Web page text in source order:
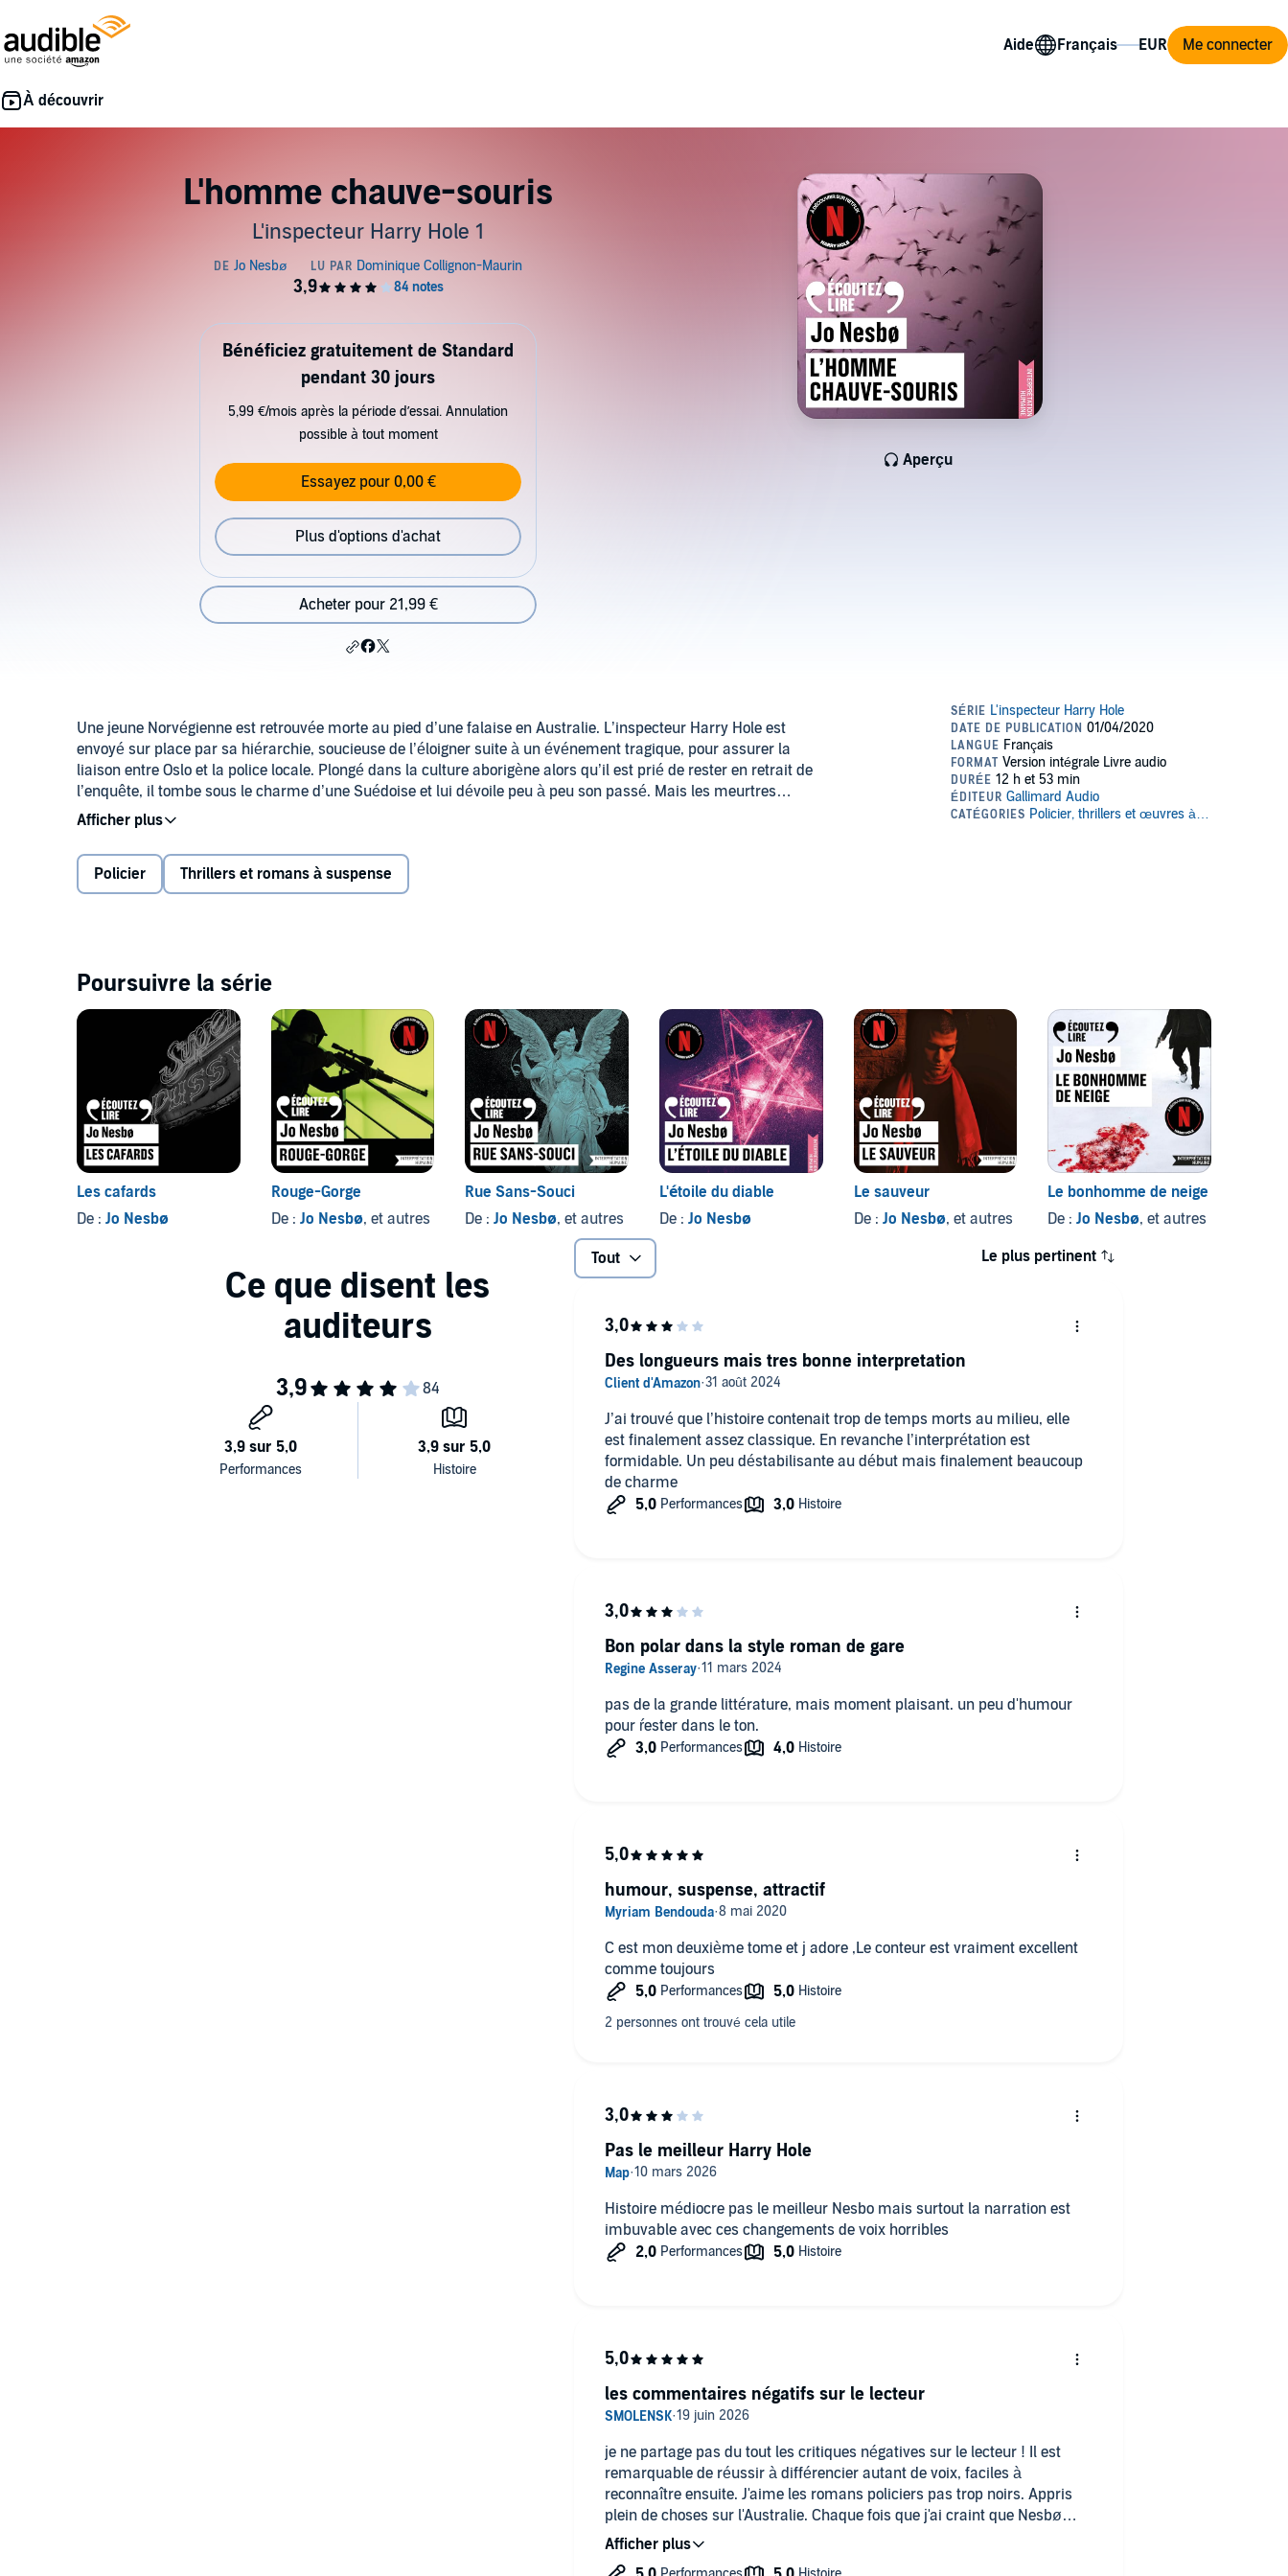
Aide Me connecter
L'homme chauve-souris
L'inspecteur Harry Hole 1
Aperçu
Bénéficiez gratuitement de Standard
pendant 30 jours
5,99 €/mois après la période d’essai. Annulation
possible à tout moment
Essayez pour 0,00 €
Plus d'options d'achat
Acheter pour 21,99 €
Une jeune Norvégienne est retrouvée morte au pied d’une falaise en Australie. L’inspecteur Harry Hole est
envoyé sur place par sa hiérarchie, soucieuse de l’éloigner suite à un événement tragique, pour assurer la
liaison entre Oslo et la police locale. Plongé dans la culture aborigène alors qu’il est prié de rester en retrait de
l’enquête, il tombe sous le charme d’une Suédoise et lui dévoile peu à peu son passé. Mais les meurtres
sauvages se multiplient jusqu’à toucher Harry de près. Impliqué personnellement dans cette affaire, il se
lance dans une traque acharnée, au risque de sombrer.
l'inspecteur Harry Hole, une traque impitoyable au cœur du bush australien.
Policier Thrillers et romans à suspense
Poursuivre la série
Les cafards
De : Jo Nesbø
Rouge-Gorge
De : Jo Nesbø, et autres
Rue Sans-Souci
De :Jo Nesbø, et autres
L'étoile du diable
De : Jo Nesbø
Le sauveur
De : Jo Nesbø, et autres
Le bonhomme de neige
De :Jo Nesbø, et autres
Tout Le plus pertinent
J’ai trouvé que l’histoire contenait trop de temps morts au milieu, elle
est finalement assez classique. En revanche l’interprétation est
formidable. Un peu déstabilisante au début mais finalement beaucoup
de charme
Des longueurs mais tres bonne interpretation
pas de la grande littérature, mais moment plaisant. un peu d'humour
pour ŕester dans le ton.
Bon polar dans la style roman de gare
C est mon deuxième tome et j adore ,Le conteur est vraiment excellent
comme toujours
humour, suspense, attractif
Histoire médiocre pas le meilleur Nesbo mais surtout la narration est
imbuvable avec ces changements de voix horribles
Pas le meilleur Harry Hole
je ne partage pas du tout les critiques négatives sur le lecteur ! Il est
remarquable de réussir à différencier autant de voix, faciles à
reconnaître ensuite. J'aime les romans policiers pas trop noirs. Appris
plein de choses sur l'Australie. Chaque fois que j'ai craint que Nesbø
les commentaires négatifs sur le lecteur